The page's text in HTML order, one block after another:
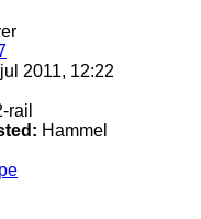
2011, 12:22
rail
Hammel